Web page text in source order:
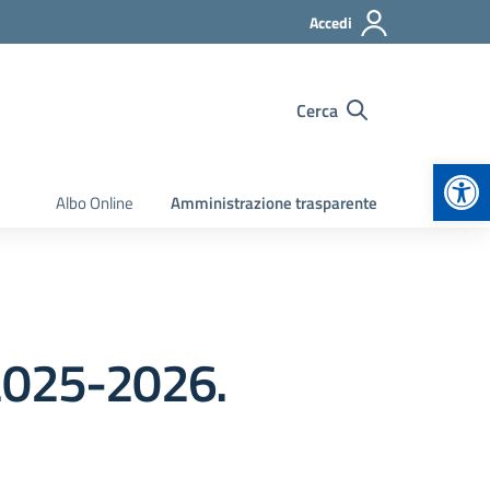
Accedi
Cerca
Albo Online Amministrazione trasparente
2026.